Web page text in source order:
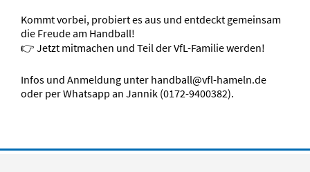
Kommt vorbei, probiert es aus und entdeckt gemeinsam
die Freude am Handball!
👉 Jetzt mitmachen und Teil der VfL-Familie werden!
Infos und Anmeldung unter handball@vfl-hameln.de
oder per Whatsapp an Jannik (0172-9400382).